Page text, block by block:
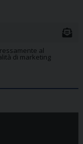
al
di marketing